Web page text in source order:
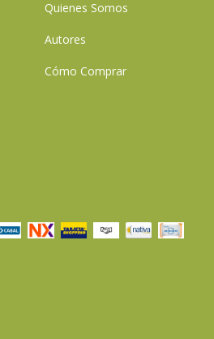
Quienes Somos
Autores
Cómo Comprar